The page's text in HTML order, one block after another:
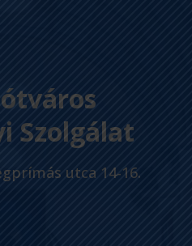
Szolgálat
utca 14-16.